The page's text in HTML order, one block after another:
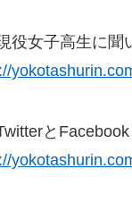
役女子高生に
と